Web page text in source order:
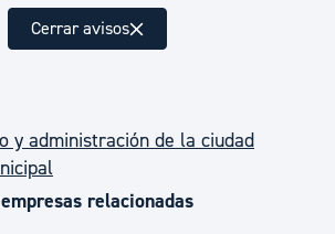
Cerrar avisos
y administración de la ciudad
relacionadas